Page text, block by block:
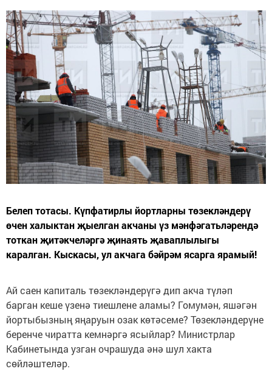
Белеп тотасы. Күпфатирлы йортларны төзекләндерү
өчен халыктан җыелган акчаны үз мәнфәгатьләрендә
тоткан җитәкчеләргә җинаять җаваплылыгы
каралган. Кыскасы, ул акчага бәйрәм ясарга ярамый!
Ай саен капиталь төзекләндерүгә дип акча түләп
барган кеше үзенә тиешлене аламы? Гомумән, яшәгән
йортыбызның яңаруын озак көтәсеме? Төзекләндерүне
беренче чиратта кемнәргә ясыйлар? Министрлар
Кабинетында узган очрашуда әнә шул хакта
сөйләштеләр.